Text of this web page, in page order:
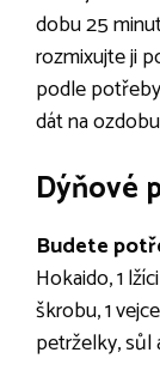
dobu 25
rozmixujte ji
podle
dát na
Dýňové
Budete
Hokaido, 1
škrobu, 1
petrželky, sůl